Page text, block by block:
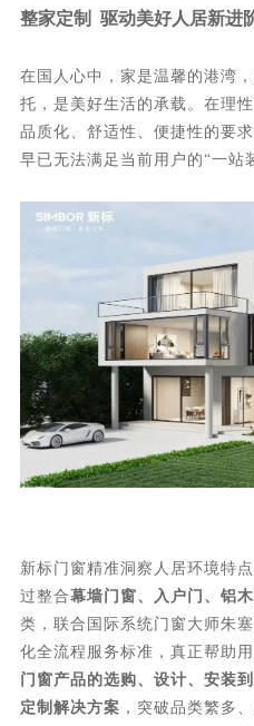
整家定制 驱动美好人居新进
在国人心中，家是温馨的港湾
托，是美好生活的承载。在理
品质化、舒适性、便捷性的要
早已无法满足当前用户的“一站
新标门窗精准洞察人居环境特
过整合幕墙门窗、入户门、铝
类，联合国际系统门窗大师朱
化全流程服务标准，真正帮助
门窗产品的选购、设计、安装
定制解决方案 ，突破品类繁多